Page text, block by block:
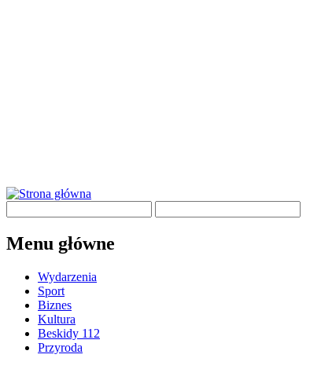
Menu główne
Wydarzenia
Sport
Biznes
Kultura
Beskidy 112
Przyroda